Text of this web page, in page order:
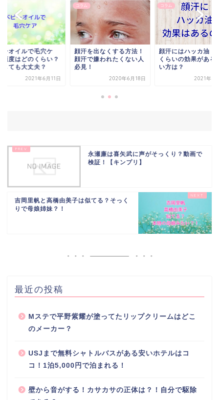
ーオイルで毛穴ケ
頻度はどのくらい？
しても大丈夫？
2021年6月11日
コラム
顔汗を出なくする方法！
顔汗で嫌われたくない人
必見！
2020年6月18日
コラム
顔汗にはハッカ油！
くらいの効果がある
い方は？
2021年5
永瀬廉は喜矢武に声がそっくり？動画で
検証！【キンプリ】
吉岡里帆と高橋由美子は似てる？そっく
りで母娘姉妹？！
最近の投稿
Mステで平野紫耀が塗ってたリップクリームはどこ
のメーカー？
USJまで無料シャトルバスがある安いホテルはコ
コ！1泊5,000円で泊まれる！
壁から音がする！カサカサの正体は？！自分で駆除